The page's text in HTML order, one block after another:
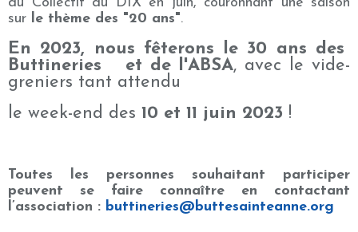
sur le thème des "20 ans".
En 2023, nous fêterons le 30 ans des
Buttineries
et de l'ABSA, avec le vide-
greniers tant attendu
le week-end des 10 et 11 juin 2023 !
Toutes les personnes souhaitant participer
peuvent se faire connaître en contactant
l’association : buttineries@buttesainteanne.org